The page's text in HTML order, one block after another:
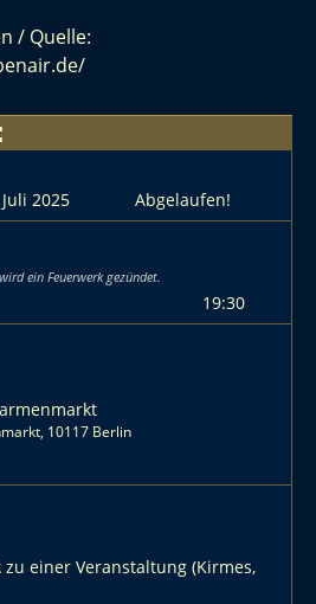
/ Quelle:
2025 Abgelaufen!
ein Feuerwerk gezündet.
19:30
10117 Berlin
zu einer Veranstaltung (Kirmes,